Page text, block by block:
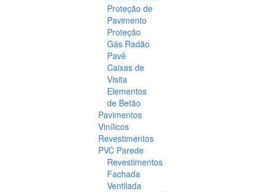
Proteção de
Pavimento
Proteção
Gás Radão
Pavê
Caixas de
Visita
Elementos
de Betão
Pavimentos
Vinílicos
Revestimentos
PVC Parede
Revestimentos
Fachada
Ventilada